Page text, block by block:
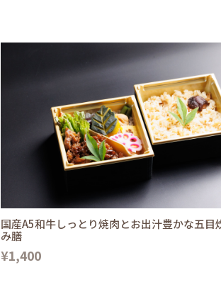
国産A5和牛しっとり焼肉とお出汁豊かな五目
み膳
¥1,400